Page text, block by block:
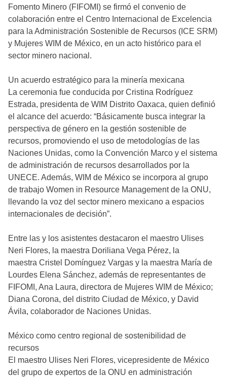
Fomento Minero (FIFOMI) se firmó el convenio de
colaboración entre el Centro Internacional de Excelencia
para la Administración Sostenible de Recursos (ICE SRM)
y Mujeres WIM de México, en un acto histórico para el
sector minero nacional.
Un acuerdo estratégico para la minería mexicana
La ceremonia fue conducida por Cristina Rodríguez
Estrada, presidenta de WIM Distrito Oaxaca, quien definió
el alcance del acuerdo: “Básicamente busca integrar la
perspectiva de género en la gestión sostenible de
recursos, promoviendo el uso de metodologías de las
Naciones Unidas, como la Convención Marco y el sistema
de administración de recursos desarrollados por la
UNECE. Además, WIM de México se incorpora al grupo
de trabajo Women in Resource Management de la ONU,
llevando la voz del sector minero mexicano a espacios
internacionales de decisión”.
Entre las y los asistentes destacaron el maestro Ulises
Neri Flores, la maestra Doriliana Vega Pérez, la
maestra Cristel Domínguez Vargas y la maestra María de
Lourdes Elena Sánchez, además de representantes de
FIFOMI, Ana Laura, directora de Mujeres WIM de México;
Diana Corona, del distrito Ciudad de México, y David
Ávila, colaborador de Naciones Unidas.
México como centro regional de sostenibilidad de
recursos
El maestro Ulises Neri Flores, vicepresidente de México
del grupo de expertos de la ONU en administración